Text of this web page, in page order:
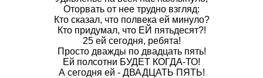
Оторвать от нее трудно взгляд:
Кто сказал, что полвека ей минуло?
Кто придумал, что ЕЙ пятьдесят?!
25 ей сегодня, ребята!
Просто дважды по двадцать пять!
Ей полсотни БУДЕТ КОГДА-ТО!
А сегодня ей - ДВАДЦАТЬ ПЯТЬ!